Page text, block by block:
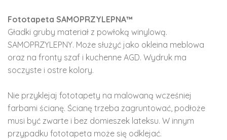
Fototapeta SAMOPRZYLEPNA™
Gładki gruby materiał z powłoką winylową.
SAMOPRZYLEPNY. Może służyć jako okleina meblowa
oraz na fronty szaf i kuchenne AGD. Wydruk ma
soczyste i ostre kolory.
Nie przyklejaj fototapety na malowaną wcześniej
farbami ścianę. Ścianę trzeba zagruntować, podłoże
musi być zwarte i bez domieszek lateksu. W innym
przypadku fototapeta może się odklejać.